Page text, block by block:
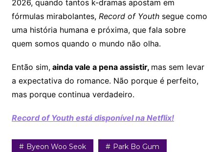
2026, quando tantos k-dramas apostam em
fórmulas mirabolantes, Record of Youthsegue como
uma história humana e próxima, que fala sobre
quem somos quando o mundo não olha.
Então sim,ainda vale a pena assistir, mas sem levar
a expectativa do romance. Não porque é perfeito,
mas porque continua verdadeiro.
Record of Youth está disponível na Netflix!
Byeon Woo Seok Park Bo Gum